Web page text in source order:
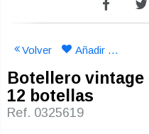
Volver Añadir a mi lista de deseos
Botellero
12 botellas
Ref. 0325619